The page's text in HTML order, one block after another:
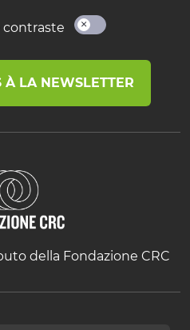
LA NEWSLETTER
della Fondazione CRC